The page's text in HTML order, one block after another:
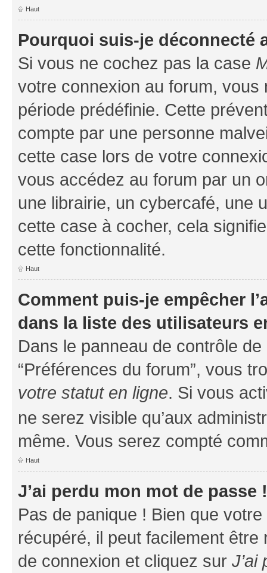
Haut
Pourquoi suis-je déconnecté
Si vous ne cochez pas la case
votre connexion au forum,
période prédéfinie. Cette
compte par une personne
cette case lors de votre
vous accédez au forum par un
une librairie, un cybercafé, une
cette case à cocher, cela
cette fonctionnalité.
Haut
Comment puis-je empêcher
dans la liste des utilisateurs
Dans le panneau de contrôle
“Préférences du forum”, vous
votre statut en ligne. Si vous
ne serez visible qu’aux
même. Vous serez compté
Haut
J’ai perdu mon mot de passe !
Pas de panique ! Bien que
récupéré, il peut facilement
de connexion et cliquez sur J’ai